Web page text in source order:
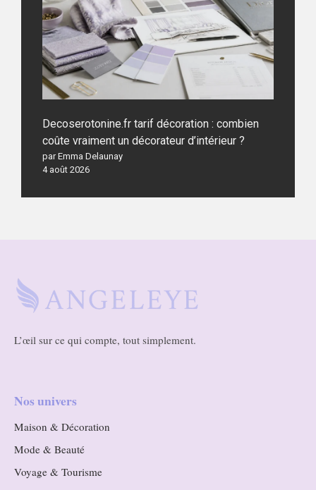
Decoserotonine.fr tarif décoration : combien
coûte vraiment un décorateur d’intérieur ?
par Emma Delaunay
4 août 2026
L’œil sur ce qui compte, tout simplement.
Nos univers
Maison & Décoration
Mode & Beauté
Voyage & Tourisme